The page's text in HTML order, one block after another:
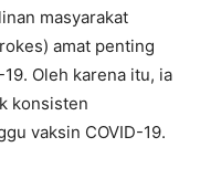
masyarakat
amat penting
Oleh karena itu, ia
konsisten
vaksin COVID-19.